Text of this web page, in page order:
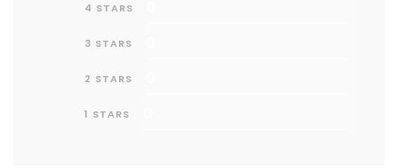
4 STARS
3 STARS
2 STARS
1 STARS